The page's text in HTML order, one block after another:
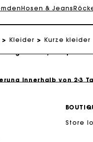
Hosen & Jeans
Kleider Kurze kleider
& Rücksendung
Möglichkeit, das
& Rücksendung
Store